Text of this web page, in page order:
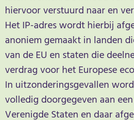
hiervoor verstuurd naar en
Het IP-adres wordt hierbij
anoniem gemaakt in landen
van de EU en staten die
verdrag voor het Europese
In uitzonderingsgevallen
volledig doorgegeven aan
Verenigde Staten en daar